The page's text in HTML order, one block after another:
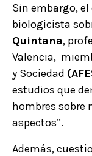
Sin embargo,
biologicista
Quintana,
Valencia,
y Sociedad
estudios que
hombres sobre
aspectos”.
Además,